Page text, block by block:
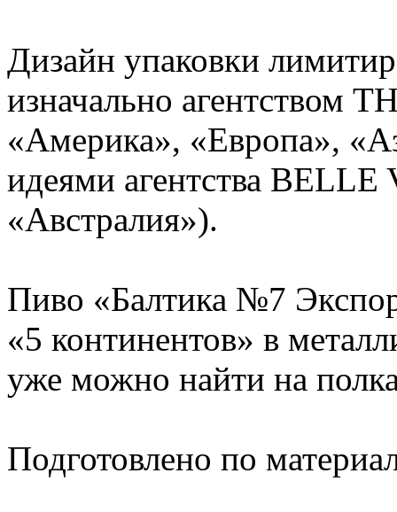
Дизайн упаковки
изначально агентством
«Америка», «Европа»,
идеями агентства
«Австралия»).
Пиво «Балтика №7
«5 континентов» в
уже можно найти на
Подготовлено по